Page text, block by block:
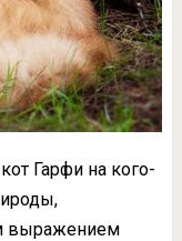
Гарфи на кого-
выражением